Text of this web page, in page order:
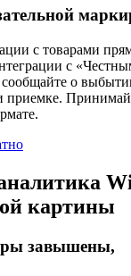
с товарами
с
сообщайте о
приемке.
картины
завышены,